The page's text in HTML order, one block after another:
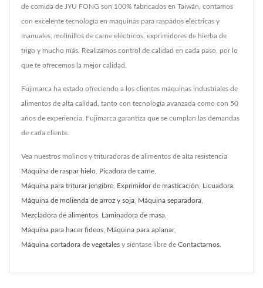
de comida de JYU FONG son 100% fabricados en Taiwán, contamos
con excelente tecnología en máquinas para raspados eléctricas y
manuales, molinillos de carne eléctricos, exprimidores de hierba de
trigo y mucho más. Realizamos control de calidad en cada paso, por lo
que te ofrecemos la mejor calidad.
Fujimarca ha estado ofreciendo a los clientes máquinas industriales de
alimentos de alta calidad, tanto con tecnología avanzada como con 50
años de experiencia, Fujimarca garantiza que se cumplan las demandas
de cada cliente.
Vea nuestros molinos y trituradoras de alimentos de alta resistencia
Máquina de raspar hielo, Picadora de carne,
Máquina para triturar jengibre, Exprimidor de masticación, Licuadora,
Máquina de molienda de arroz y soja, Máquina separadora,
Mezcladora de alimentos, Laminadora de masa,
Máquina para hacer fideos, Máquina para aplanar,
Máquina cortadora de vegetales y siéntase libre de Contactarnos.